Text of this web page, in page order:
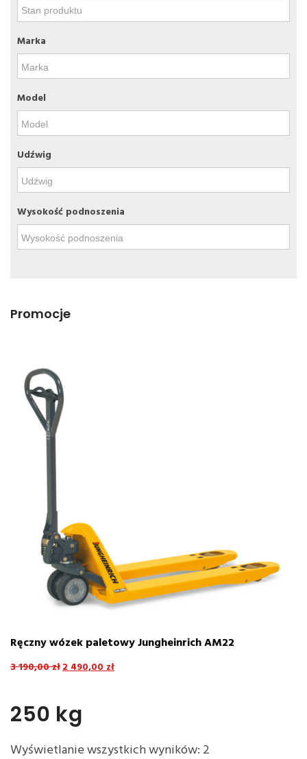
Marka
Model
Udźwig
Wysokość podnoszenia
Promocje
Ręczny wózek paletowy Jungheinrich AM22
3 190,00zł2 490,00zł
250 kg
Wyświetlanie wszystkich wyników: 2